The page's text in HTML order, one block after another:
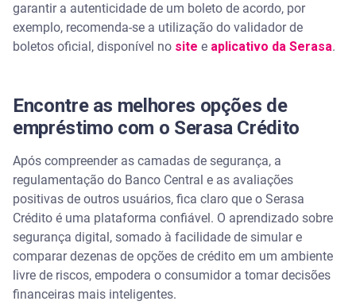
garantir a autenticidade de um boleto de acordo, por
exemplo, recomenda-se a utilização do validador de
boletos oficial, disponível no site e aplicativo da Serasa.
Encontre as melhores opções de
empréstimo com o Serasa Crédito
Após compreender as camadas de segurança, a
regulamentação do Banco Central e as avaliações
positivas de outros usuários, fica claro que o Serasa
Crédito é uma plataforma confiável. O aprendizado sobre
segurança digital, somado à facilidade de simular e
comparar dezenas de opções de crédito em um ambiente
livre de riscos, empodera o consumidor a tomar decisões
financeiras mais inteligentes.